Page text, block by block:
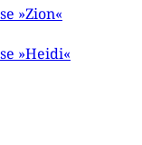
»Zion«
»Heidi«